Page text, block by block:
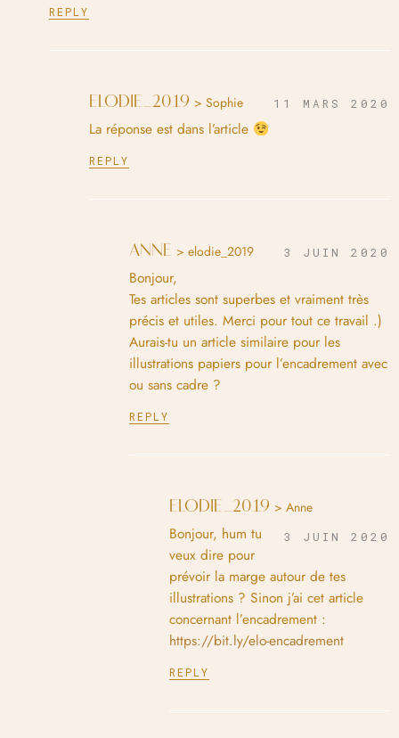
REPLY
ELODIE_2019 > Sophie 11 MARS 2020
La réponse est dans l’article
REPLY
ANNE > elodie_2019 3 JUIN 2020
Bonjour,
Tes articles sont superbes et vraiment très
précis et utiles. Merci pour tout ce travail .)
Aurais-tu un article similaire pour les
illustrations papiers pour l’encadrement avec
ou sans cadre ?
REPLY
ELODIE_2019 > Anne
3 JUIN 2020
Bonjour, hum tu
veux dire pour
prévoir la marge autour de tes
illustrations ? Sinon j’ai cet article
concernant l’encadrement :
https://bit.ly/elo-encadrement
REPLY